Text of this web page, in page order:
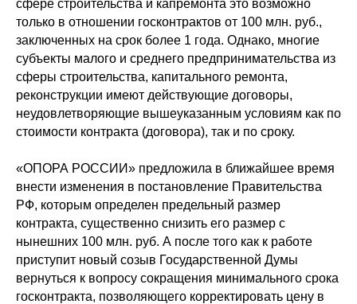
сфере строительства и капремонта это возможно
только в отношении госконтрактов от 100 млн. руб.,
заключенных на срок более 1 года. Однако, многие
субъекты малого и среднего предпринимательства из
сферы строительства, капитального ремонта,
реконструкции имеют действующие договоры,
неудовлетворяющие вышеуказанным условиям как по
стоимости контракта (договора), так и по сроку.
«ОПОРА РОССИИ» предложила в ближайшее время
внести изменения в постановление Правительства
РФ, которым определен предельный размер
контракта, существенно снизить его размер с
нынешних 100 млн. руб. А после того как к работе
приступит новый созыв Государственной Думы
вернуться к вопросу сокращения минимального срока
госконтракта, позволяющего корректировать цену в